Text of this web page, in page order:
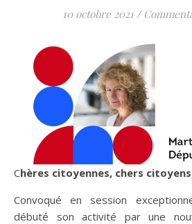
10 octobre 2021 /
Chères citoyennes, chers
Convoqué en session
débuté son activité par une